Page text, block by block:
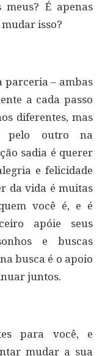
É apenas
isso?
parceria – ambas
a cada passo
diferentes, mas
pelo outro na
sadia é querer
e felicidade
da vida é muitas
você é, e é
apóie seus
e buscas
busca é o apoio
juntos.
para você, e
mudar a sua